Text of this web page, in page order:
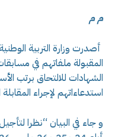
م م
أصدرت وزارة التربية
المقبولة ملفاتهم في
استدعاءاتهم لإجراء المقابلة
و جاء في البيان “نظرا